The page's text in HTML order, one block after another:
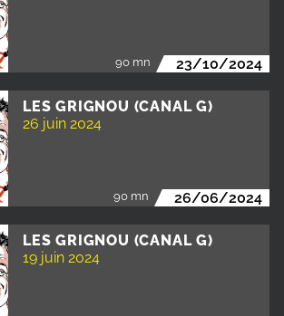
90 mn 23/10/2024
LES GRIGNOU (CANAL G)
26 juin 2024
90 mn 26/06/2024
LES GRIGNOU (CANAL G)
19 juin 2024